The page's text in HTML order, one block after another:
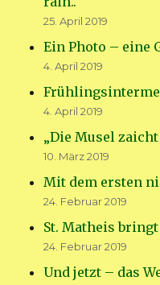
25. April 2019
Ein Photo – eine
4. April 2019
4. April 2019
„Die Musel
10. März 2019
Mit dem ersten
24. Februar 2019
St. Matheis bringt
24. Februar 2019
Und jetzt – das